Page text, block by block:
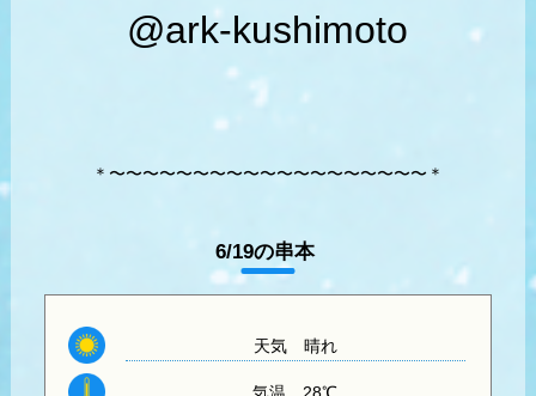
@ark-kushimoto
＊〜〜〜〜〜〜〜〜〜〜〜〜〜〜〜〜〜〜〜＊
6/19の串本
天気晴れ
気温 28℃